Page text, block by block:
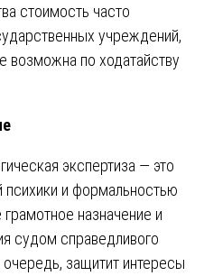
стоимость часто
учреждений,
возможна по ходатайству
экспертиза — это
и формальностью
назначение и
судом справедливого
защитит интересы